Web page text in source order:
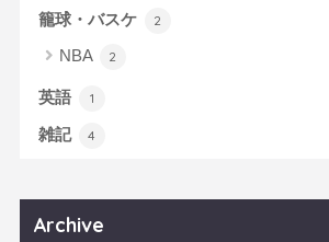
籠球・バスケ 2
NBA 2
英語 1
雑記 4
Archive